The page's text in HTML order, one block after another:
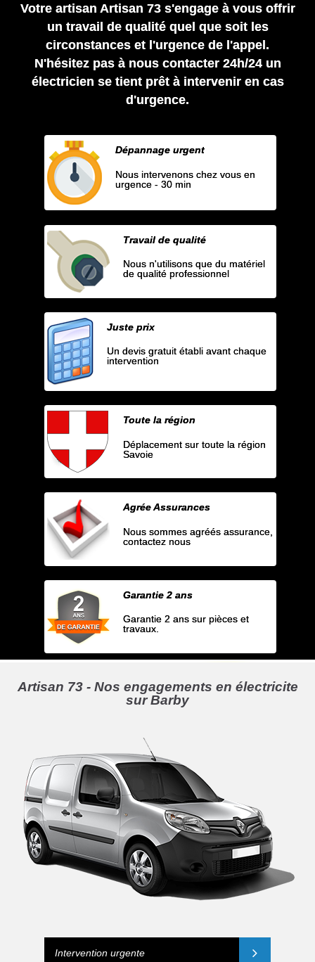
Votre artisan Artisan 73 s'engage à vous offrir
un travail de qualité quel que soit les
circonstances et l'urgence de l'appel.
N'hésitez pas à nous contacter 24h/24 un
électricien se tient prêt à intervenir en cas
d'urgence.
Dépannage urgent
Nous intervenons chez vous en
urgence - 30 min
Travail de qualité
Nous n'utilisons que du matériel
de qualité professionnel
Juste prix
Un devis gratuit établi avant chaque
intervention
Toute la région
Déplacement sur toute la région
Savoie
Agrée Assurances
Nous sommes agréés assurance,
contactez nous
Garantie 2 ans
Garantie 2 ans sur pièces et
travaux.
Artisan 73 - Nos engagements en électricite
sur Barby
Intervention urgente